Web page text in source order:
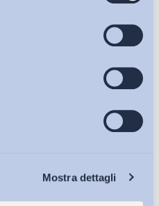
Mostra dettagli
digitale: uno schema di